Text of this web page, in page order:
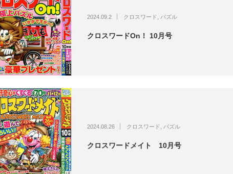
2024.09.2 クロスワード パズル
クロスワードOn！ 10月号
2024.08.26 クロスワード パズル
クロスワードメイト 10月号